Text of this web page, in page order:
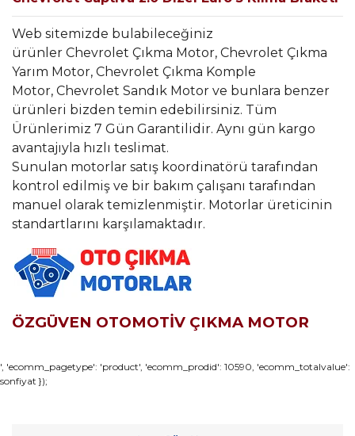
Web sitemizde bulabileceğiniz
ürünler Chevrolet Çıkma Motor, Chevrolet Çıkma
Yarım Motor, Chevrolet Çıkma Komple
Motor, Chevrolet Sandık Motor ve bunlara benzer
ürünleri bizden temin edebilirsiniz. Tüm
Ürünlerimiz 7 Gün Garantilidir. Aynı gün kargo
avantajıyla hızlı teslimat.
Sunulan motorlar satış koordinatörü tarafından
kontrol edilmiş ve bir bakım çalışanı tarafından
manuel olarak temizlenmiştir. Motorlar üreticinin
standartlarını karşılamaktadır.
ÖZGÜVEN OTOMOTİV ÇIKMA MOTOR
Bu ürünün fiyat bilgisi, resim, ürün açıklamalarında ve diğer
konularda yetersiz gördüğünüz noktaları öneri formunu
', 'ecomm_pagetype': 'product', 'ecomm_prodid': 10590, 'ecomm_totalvalue':
sonfiyat });